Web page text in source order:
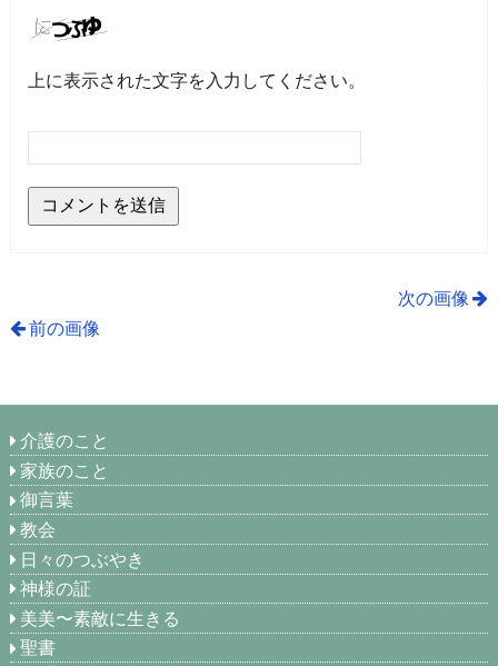
上に表示された文字を入力してください。
次の画像
前の画像
介護のこと
家族のこと
御言葉
教会
日々のつぶやき
神様の証
美美〜素敵に生きる
聖書